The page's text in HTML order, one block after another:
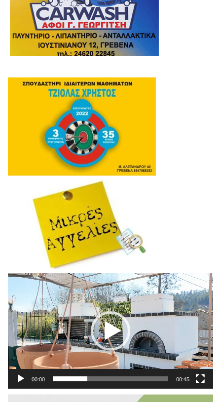
Πρόγραμμα
Αναπαραγωγής
Βίντεο
00:00 00:45